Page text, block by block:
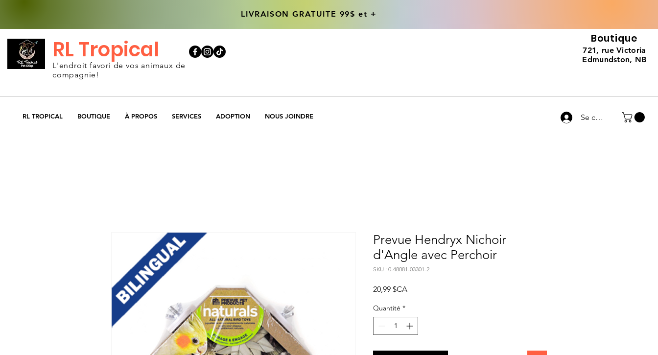
LIVRAISON GRATUITE 99$ et +
RL Tropical
L'endroit favori de vos animaux de
compagnie!
Boutique
721, rue Victoria
Edmundston, NB
LIVRAISON GRATUITE 99$ et +
RL TROPICAL BOUTIQUE À PROPOS SERVICES ADOPTION NOUS JOINDRE Se connecter
Prevue Hendryx Nichoir
d'Angle avec Perchoir
SKU : 0-48081-03301-2
20,99 $CAPrix
Quantité *